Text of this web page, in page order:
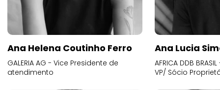
Ana Helena Coutinho Ferro
GALERIA AG - Vice Presidente de
atendimento
Ana Lucia
AFRICA DDB
VP/ Sócio